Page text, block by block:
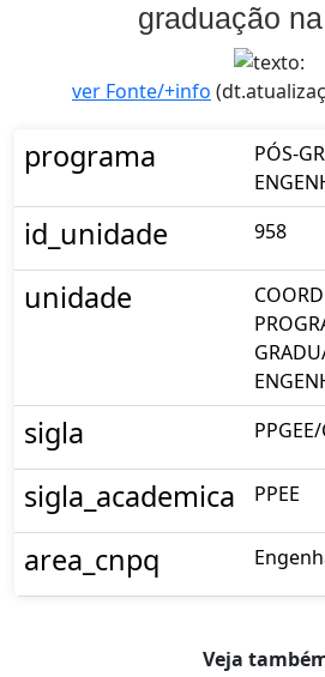
graduação
ver Fonte/+info
programa
PÓS-
id_unidade 958
unidade
sigla
sigla_academica PPEE
area_cnpq
Veja